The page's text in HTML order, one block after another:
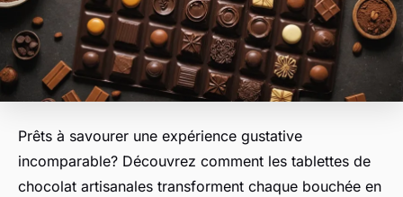
Prêts à savourer une expérience gustative
incomparable? Découvrez comment les tablettes de
chocolat artisanales transforment chaque bouchée en